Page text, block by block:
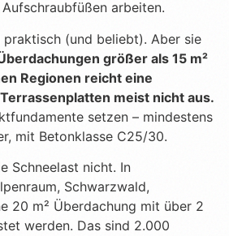
arbeiten.
(und beliebt). Aber sie
größer als 15 m²
Regionen reicht eine
meist nicht aus.
setzen – mindestens
mit Betonklasse C25/30.
Schneelast nicht. In
Schwarzwald,
20 m² Überdachung mit über 2
werden. Das sind 2.000